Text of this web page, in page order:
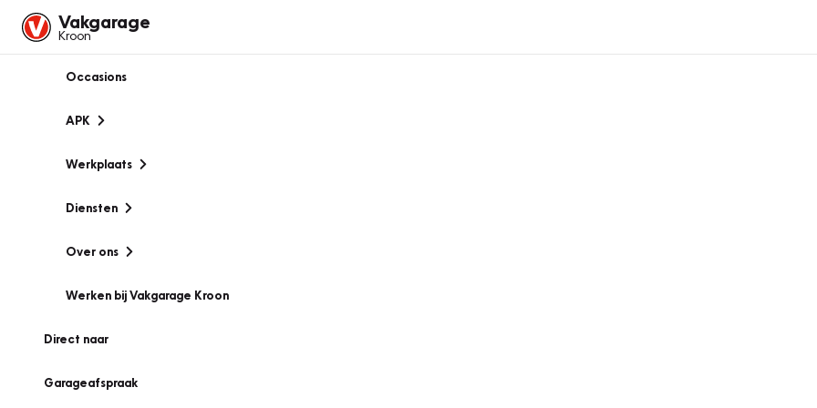
Vakgarage
Kroon
Occasions
APK
Werkplaats
Diensten
Over ons
Werken bij Vakgarage Kroon
Direct naar
Garageafspraak